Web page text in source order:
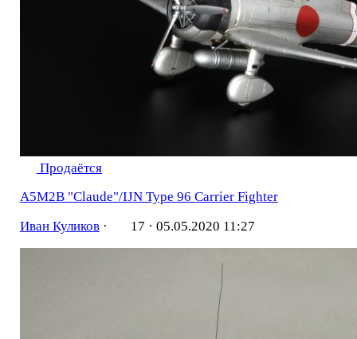
Продаётся
A5M2B "Claude"/IJN Type 96 Carrier Fighter
Иван Куликов· 17 · 05.05.2020 11:27